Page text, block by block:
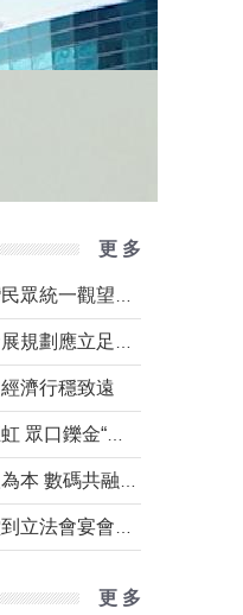
更 多
濟行穩致遠
更 多